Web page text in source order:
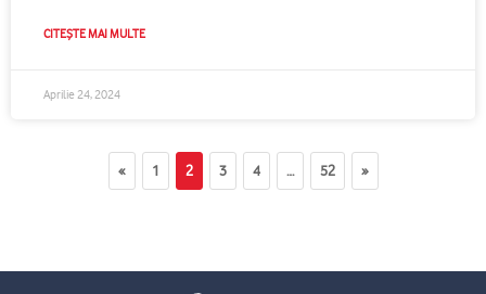
CITEȘTE MAI MULTE
Aprilie 24, 2024
« 1 2 3 4 … 52 »